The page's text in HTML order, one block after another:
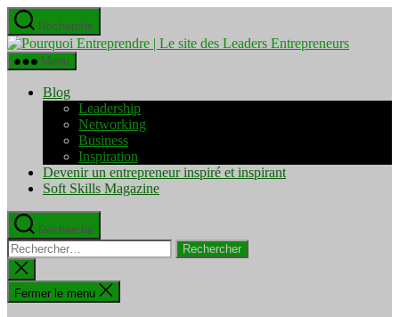
Aller
au
contenu
Recherche
Pourquoi
Menu
Blog
Leadership
Networking
Business
Inspiration
Devenir un entrepreneur inspiré et inspirant
Soft Skills Magazine
Recherche
Rechercher :
Fermer
la
recherche
Fermer le menu